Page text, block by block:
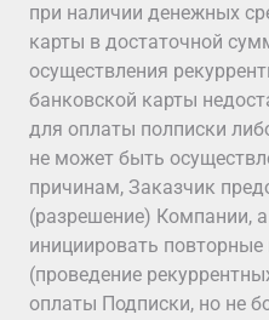
при наличии денежных
карты в достаточной
осуществления
банковской карты
для оплаты полписки
не может быть
причинам, Заказчик
(разрешение) Компании,
инициировать
(проведение
оплаты Подписки, но не